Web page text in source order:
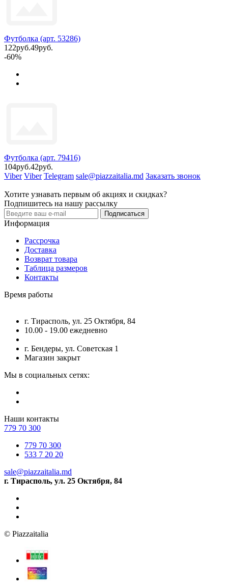
Футболка (арт. 53286)
122руб.49руб.
-60%
Футболка (арт. 79416)
104руб.42руб.
Viber Viber Telegram sale@piazzaitalia.md Заказать звонок
Хотите узнавать первым об акциях и скидках?
Подпишитесь на нашу рассылку
Подписаться
Информация
Рассрочка
Доставка
Возврат товара
Таблица размеров
Контакты
Время работы
г. Тирасполь, ул. 25 Октября, 84
10.00 - 19.00 ежедневно
г. Бендеры, ул. Советская 1
Магазин закрыт
Мы в социальных сетях:
Наши контакты
779 70 300
779 70 300
533 7 20 20
sale@piazzaitalia.md
г. Тирасполь, ул. 25 Октября, 84
© Piazzaitalia